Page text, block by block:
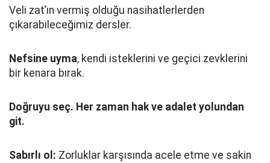
Veli zat’ın vermiş olduğu nasihatlerlerden
çıkarabileceğimiz dersler.
Nefsine uyma, kendi isteklerini ve geçici zevklerini
bir kenara bırak.
Doğruyu seç. Her zaman hak ve adalet yolundan
git.
Sabırlı ol: Zorluklar karşısında acele etme ve sakin